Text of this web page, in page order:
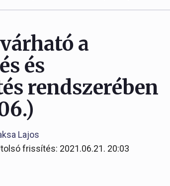
a
és
rendszerében
Lajos
frissítés: 2021.06.21. 20:03